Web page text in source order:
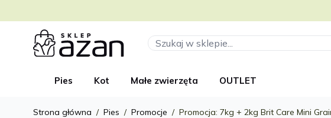
Przejdź do treści
Szukaj
Pies Kot Małe zwierzęta OUTLET
Strona główna / Pies / Promocje / Promocja: 7kg + 2kg Brit Care Mini